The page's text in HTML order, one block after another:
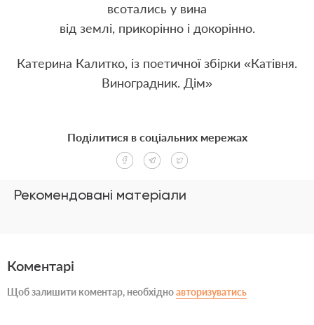
всотались у вина
від землі, прикорінно і докорінно.
Катерина Калитко, із поетичної збірки «Катівня.
Виноградник. Дім»
Рекомендовані матеріали
Поділитися в соціальних мережах
Коментарі
Щоб залишити коментар, необхідноавторизуватись